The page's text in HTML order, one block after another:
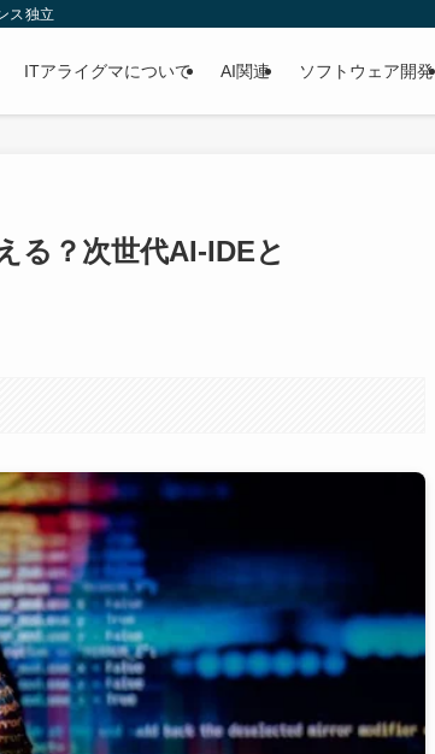
ス独立
ITアライグマについて AI関連 ソフトウェア開発
？次世代AI-IDEと